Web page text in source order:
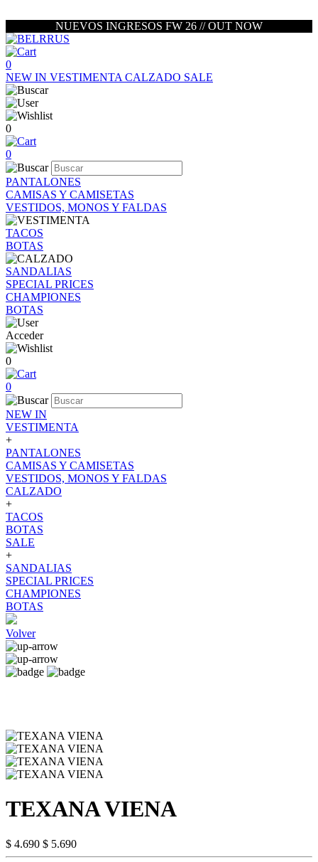
NUEVOS INGRESOS FW 26 // OUT NOW
0
NEW IN VESTIMENTA CALZADO SALE
0
0
PANTALONES
CAMISAS Y CAMISETAS
VESTIDOS, MONOS Y FALDAS
TACOS
BOTAS
SANDALIAS
SPECIAL PRICES
CHAMPIONES
BOTAS
Acceder
0
0
NEW IN
VESTIMENTA
+
PANTALONES
CAMISAS Y CAMISETAS
VESTIDOS, MONOS Y FALDAS
CALZADO
+
TACOS
BOTAS
SALE
+
SANDALIAS
SPECIAL PRICES
CHAMPIONES
BOTAS
Volver
TEXANA VIENA
$ 4.690 $ 5.690